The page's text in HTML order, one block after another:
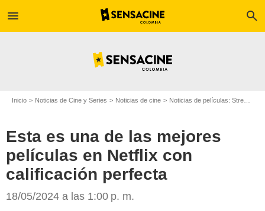
menu search
Inicio Noticias de Cine y Series Noticias de cine Noticias de películas: Streaming
Esta es una de las mejores
películas en Netflix con
calificación perfecta
18/05/2024 a las 1:00 p. m.
Netflix